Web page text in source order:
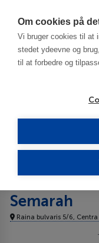
Om cookies på
Vi bruger cookies til at
stedet ydeevne og
til at forbedre og
Grand Poet
Semarah
Raina bulvaris 5/6,